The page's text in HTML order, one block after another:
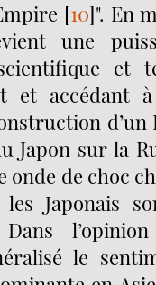
[10]". En
une
et
et accédant
d’un
Japon sur la
de choc
Japonais
le